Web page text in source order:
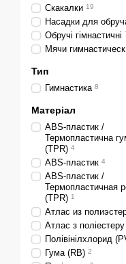
Скакалки 19
Насадки для
Обручі гімнастичні
Мячи
Тип
Гимнастика 8
Матеріал
ABS-пластик /
Термопластична
(TPR) 4
ABS-пластик 4
ABS-пластик /
Термопластичная
(TPR) 1
Атлас из
Атлас з поліестеру
Полівінілхлорид
Гума (RB) 2